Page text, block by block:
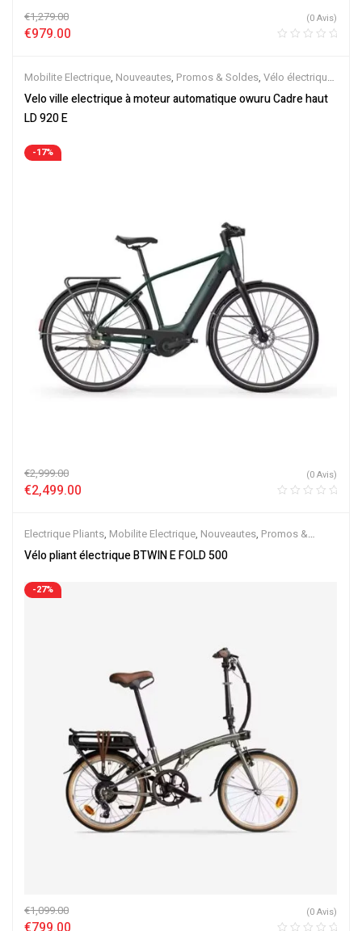
€1,279.00
€979.00
(0 Avis)
Mobilite Electrique, Nouveautes, Promos & Soldes, Vélo électrique
ville, Velos Electriques,VTC Electrique
Velo ville electrique à moteur automatique owuru Cadre haut
LD 920 E
-17%
€2,999.00
€2,499.00
(0 Avis)
Electrique Pliants, Mobilite Electrique, Nouveautes, Promos &
Soldes,Vélo électrique ville,Velos Electriques
Vélo pliant électrique BTWIN E FOLD 500
-27%
€1,099.00 (0 Avis)